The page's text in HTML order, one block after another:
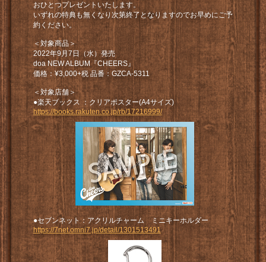
おひとつプレゼントいたします。
いずれの特典も無くなり次第終了となりますのでお早めにご予
約ください。
＜対象商品＞
2022年9月7日（水）発売
doa NEW ALBUM『CHEERS』
価格：¥3,000+税 品番：GZCA-5311
＜対象店舗＞
●楽天ブックス ：クリアポスター(A4サイズ)
https://books.rakuten.co.jp/rb/17216999/
●セブンネット：アクリルチャーム ミニキーホルダー
https://7net.omni7.jp/detail/1301513491